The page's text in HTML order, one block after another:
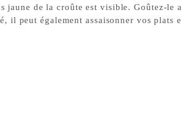
jaune de la croûte est visible. Goûtez-le
il peut également assaisonner vos plats